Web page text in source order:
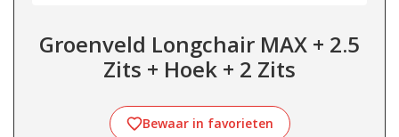
Groenveld Longchair MAX + 2.5
Zits + Hoek + 2 Zits
Bewaar in favorieten